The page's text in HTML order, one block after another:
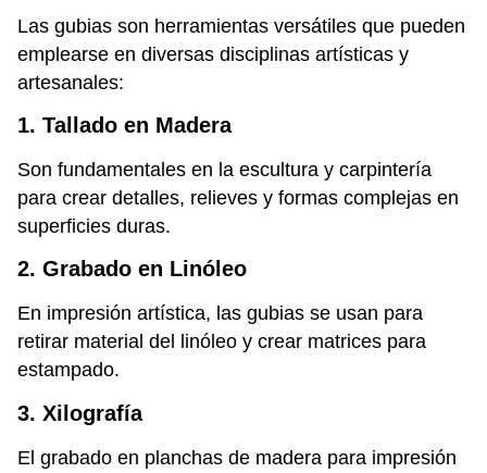
Las gubias son herramientas versátiles que pueden
emplearse en diversas disciplinas artísticas y
artesanales:
1. Tallado en Madera
Son fundamentales en la escultura y carpintería
para crear detalles, relieves y formas complejas en
superficies duras.
2. Grabado en Linóleo
En impresión artística, las gubias se usan para
retirar material del linóleo y crear matrices para
estampado.
3. Xilografía
El grabado en planchas de madera para impresión